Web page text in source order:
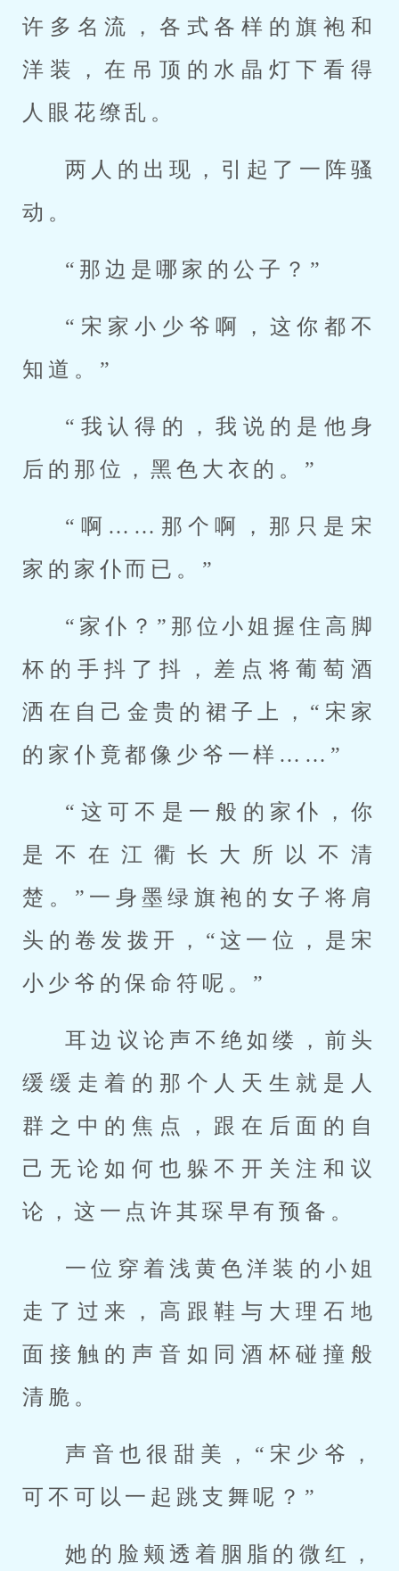
许多名流，各式各样的旗袍和
洋装，在吊顶的水晶灯下看得
人眼花缭乱。
两人的出现，引起了一阵骚
动。
“那边是哪家的公子？”
“宋家小少爷啊，这你都不
知道。”
“我认得的，我说的是他身
后的那位，黑色大衣的。”
“啊……那个啊，那只是宋
家的家仆而已。”
“家仆？”那位小姐握住高脚
杯的手抖了抖，差点将葡萄酒
洒在自己金贵的裙子上，“宋家
的家仆竟都像少爷一样……”
“这可不是一般的家仆，你
是不在江衢长大所以不清
楚。”一身墨绿旗袍的女子将肩
头的卷发拨开，“这一位，是宋
小少爷的保命符呢。”
耳边议论声不绝如缕，前头
缓缓走着的那个人天生就是人
群之中的焦点，跟在后面的自
己无论如何也躲不开关注和议
论，这一点许其琛早有预备。
一位穿着浅黄色洋装的小姐
走了过来，高跟鞋与大理石地
面接触的声音如同酒杯碰撞般
清脆。
声音也很甜美，“宋少爷，
可不可以一起跳支舞呢？”
她的脸颊透着胭脂的微红，